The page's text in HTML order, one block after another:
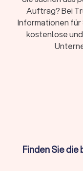
Vorteile –
digitale
Erstgespräch:
Minuten
Wann brauche
Nicht in jeder
erforderlich. Für
ohne
ein
besonders, wenn Sie:
Auftrag? Bei
Informationen für
kostenlose
Finden Sie